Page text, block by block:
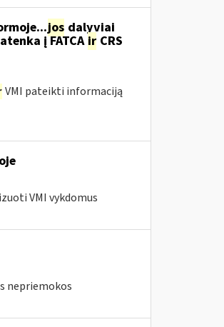
jos dalyviai
į FATCA irCRS
VMI pateikti informaciją
VMI vykdomus
nepriemokos